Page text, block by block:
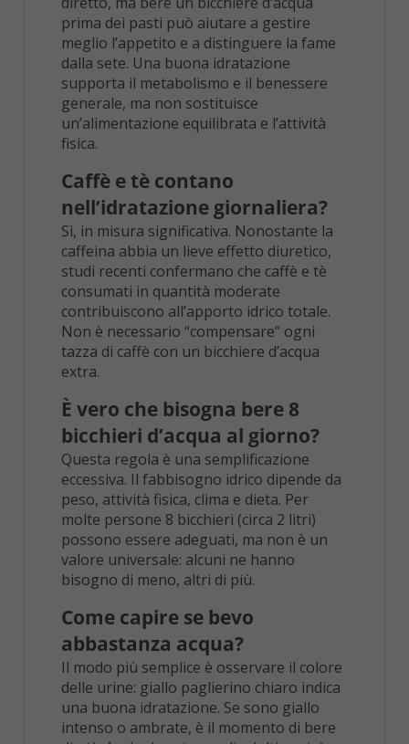
prima dei pasti può aiutare a gestire
meglio l’appetito e a distinguere la fame
dalla sete. Una buona idratazione
supporta il metabolismo e il benessere
generale, ma non sostituisce
un’alimentazione equilibrata e l’attività
fisica.
Caffè e tè contano
nell’idratazione giornaliera?
Sì, in misura significativa. Nonostante la
caffeina abbia un lieve effetto diuretico,
studi recenti confermano che caffè e tè
consumati in quantità moderate
contribuiscono all’apporto idrico totale.
Non è necessario “compensare” ogni
tazza di caffè con un bicchiere d’acqua
extra.
È vero che bisogna bere 8
bicchieri d’acqua al giorno?
Questa regola è una semplificazione
eccessiva. Il fabbisogno idrico dipende da
peso, attività fisica, clima e dieta. Per
molte persone 8 bicchieri (circa 2 litri)
possono essere adeguati, ma non è un
valore universale: alcuni ne hanno
bisogno di meno, altri di più.
Come capire se bevo
abbastanza acqua?
Il modo più semplice è osservare il colore
delle urine: giallo paglierino chiaro indica
una buona idratazione. Se sono giallo
intenso o ambrate, è il momento di bere